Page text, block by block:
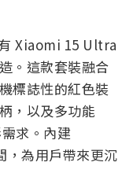
Xiaomi 15 Ultra
。這款套裝融合
標誌性的紅色裝
，以及多功能
求。內建
，為用戶帶來更沉